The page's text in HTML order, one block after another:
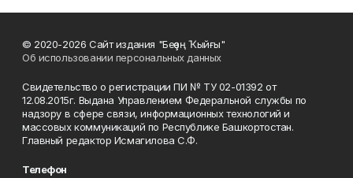
© 2020-2026 Сайт издания "Беҙҙең Ҡыйғы"
Об использовании персональных данных
Свидетельство о регистрации ПИ № ТУ 02-01392 от
12.08.2015г. Выдана Управлением Федеральной службы по
надзору в сфере связи, информационных технологий и
массовых коммуникаций по Республике Башкортостан.
Главный редактор Исмагилова С.Ф.
Телефон